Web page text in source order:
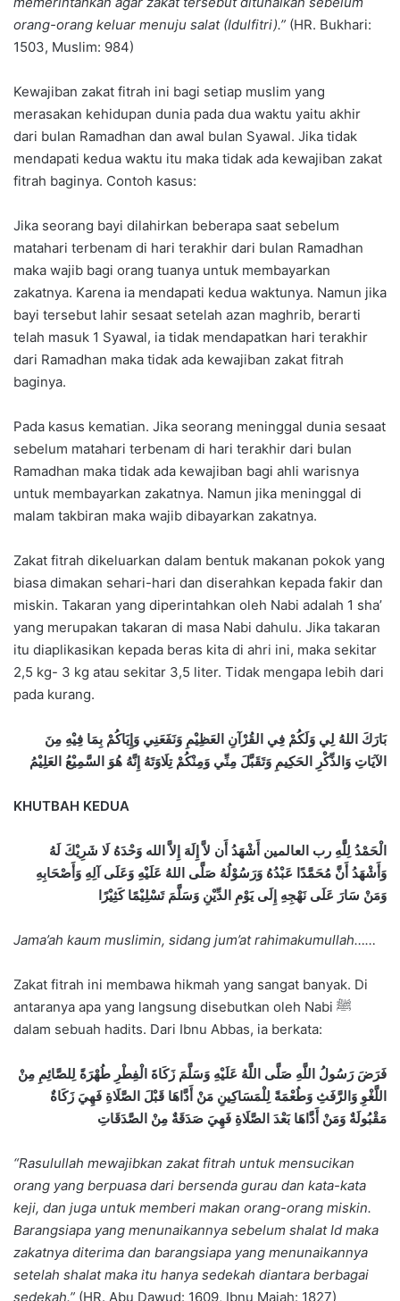
orang-orang keluar menuju salat (Idulfitri).” (HR. Bukhari:
1503, Muslim: 984)
Kewajiban zakat fitrah ini bagi setiap muslim yang
merasakan kehidupan dunia pada dua waktu yaitu akhir
dari bulan Ramadhan dan awal bulan Syawal. Jika tidak
mendapati kedua waktu itu maka tidak ada kewajiban zakat
fitrah baginya. Contoh kasus:
Jika seorang bayi dilahirkan beberapa saat sebelum
matahari terbenam di hari terakhir dari bulan Ramadhan
maka wajib bagi orang tuanya untuk membayarkan
zakatnya. Karena ia mendapati kedua waktunya. Namun jika
bayi tersebut lahir sesaat setelah azan maghrib, berarti
telah masuk 1 Syawal, ia tidak mendapatkan hari terakhir
dari Ramadhan maka tidak ada kewajiban zakat fitrah
baginya.
Pada kasus kematian. Jika seorang meninggal dunia sesaat
sebelum matahari terbenam di hari terakhir dari bulan
Ramadhan maka tidak ada kewajiban bagi ahli warisnya
untuk membayarkan zakatnya. Namun jika meninggal di
malam takbiran maka wajib dibayarkan zakatnya.
Zakat fitrah dikeluarkan dalam bentuk makanan pokok yang
biasa dimakan sehari-hari dan diserahkan kepada fakir dan
miskin. Takaran yang diperintahkan oleh Nabi adalah 1 sha’
yang merupakan takaran di masa Nabi dahulu. Jika takaran
itu diaplikasikan kepada beras kita di ahri ini, maka sekitar
2,5 kg- 3 kg atau sekitar 3,5 liter. Tidak mengapa lebih dari
pada kurang.
بَارَكَ اللهُ لِي وَلَكُمْ فِي القُرْآنِ العَظِيْمِ وَنَفَعَنِي وَإِيَاكُمْ بِمَا فِيْهِ مِنَ
الآيَاتِ وَالذِّكْرِ الحَكِيمِ وَتَقَبَّلَ مِنِّي وَمِنْكُمْ تِلَاوَتَهُ إِنَّهُ هُوَ السَّمِيْعُ العَلِيْمُ
KHUTBAH KEDUA
الْحَمْدُ لِلَّهِ رب العالمين أَشْهَدُ أَن لاَّ إِلَهَ إِلاَّ الله وَحْدَهُ لَا شَرِيْكَ لَهُ
وَأَشْهَدُ أَنَّ مُحَمَّدًا عَبْدُهُ وَرَسُوْلُهُ صَلَّى اللهُ عَلَيْهِ وَعَلَى آلِهِ وَأَصْحَابِهِ
وَمَنْ سَارَ عَلَى نَهْجِهِ إِلَى يَوْمِ الدِّيْنِ وَسَلَّمَ تَسْلِيْمًا كَثِيْرًا
Jama’ah kaum muslimin, sidang jum’at rahimakumullah……
Zakat fitrah ini membawa hikmah yang sangat banyak. Di
antaranya apa yang langsung disebutkan oleh Nabi ﷺ
dalam sebuah hadits. Dari Ibnu Abbas, ia berkata:
فَرَضَ رَسُولُ اللَّهِ صَلَّى اللَّهُ عَلَيْهِ وَسَلَّمَ زَكَاةَ الْفِطْرِ طُهْرَةً لِلصَّائِمِ مِنْ
اللَّغْوِ وَالرَّفَثِ وَطُعْمَةً لِلْمَسَاكِينِ مَنْ أَدَّاهَا قَبْلَ الصَّلَاةِ فَهِيَ زَكَاةٌ
مَقْبُولَةٌ وَمَنْ أَدَّاهَا بَعْدَ الصَّلَاةِ فَهِيَ صَدَقَةٌ مِنْ الصَّدَقَاتِ
“Rasulullah mewajibkan zakat fitrah untuk mensucikan
orang yang berpuasa dari bersenda gurau dan kata-kata
keji, dan juga untuk memberi makan orang-orang miskin.
Barangsiapa yang menunaikannya sebelum shalat Id maka
zakatnya diterima dan barangsiapa yang menunaikannya
setelah shalat maka itu hanya sedekah diantara berbagai
sedekah.” (HR. Abu Dawud: 1609, Ibnu Majah: 1827)